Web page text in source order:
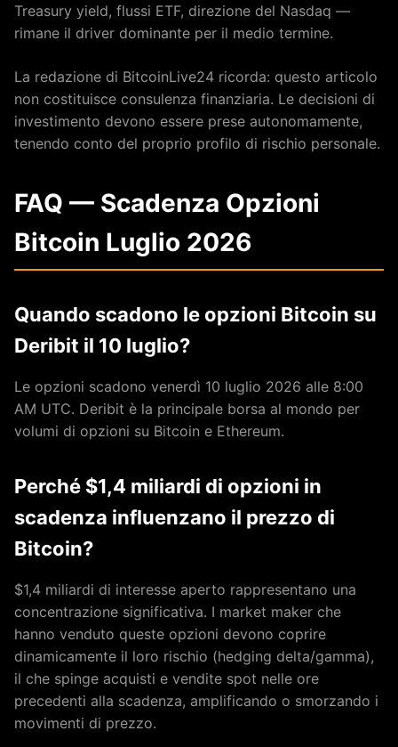
Treasury yield, flussi ETF, direzione del Nasdaq —
rimane il driver dominante per il medio termine.
La redazione di BitcoinLive24 ricorda: questo articolo
non costituisce consulenza finanziaria. Le decisioni di
investimento devono essere prese autonomamente,
tenendo conto del proprio profilo di rischio personale.
FAQ — Scadenza Opzioni
Bitcoin Luglio 2026
Quando scadono le opzioni Bitcoin su
Deribit il 10 luglio?
Le opzioni scadono venerdì 10 luglio 2026 alle 8:00
AM UTC. Deribit è la principale borsa al mondo per
volumi di opzioni su Bitcoin e Ethereum.
Perché $1,4 miliardi di opzioni in
scadenza influenzano il prezzo di
Bitcoin?
$1,4 miliardi di interesse aperto rappresentano una
concentrazione significativa. I market maker che
hanno venduto queste opzioni devono coprire
dinamicamente il loro rischio (hedging delta/gamma),
il che spinge acquisti e vendite spot nelle ore
precedenti alla scadenza, amplificando o smorzando i
movimenti di prezzo.